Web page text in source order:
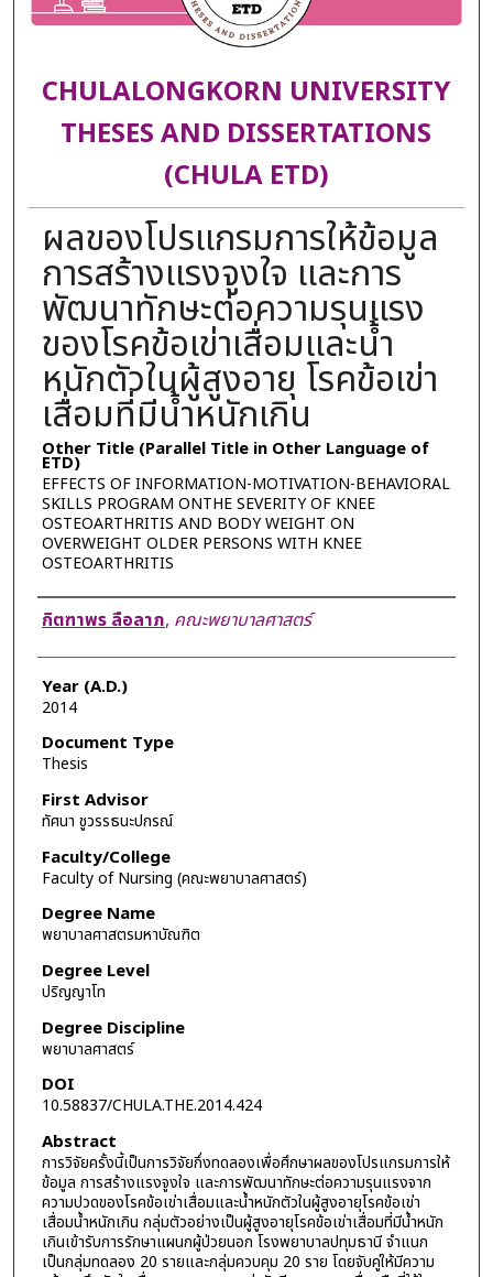
CHULALONGKORN UNIVERSITY
THESES AND DISSERTATIONS
(CHULA ETD)
ผลของโปรแกรมการให้ข้อมูล
การสร้างแรงจูงใจ และการ
พัฒนาทักษะต่อความรุนแรง
ของโรคข้อเข่าเสื่อมและน้ำ
หนักตัวในผู้สูงอายุ โรคข้อเข่า
เสื่อมที่มีน้ำหนักเกิน
Other Title (Parallel Title in Other Language of
ETD)
EFFECTS OF INFORMATION-MOTIVATION-BEHAVIORAL
SKILLS PROGRAM ONTHE SEVERITY OF KNEE
OSTEOARTHRITIS AND BODY WEIGHT ON
OVERWEIGHT OLDER PERSONS WITH KNEE
OSTEOARTHRITIS
Author
กิตฑาพร ลือลาภ, คณะพยาบาลศาสตร์
Year (A.D.)
2014
Document Type
Thesis
First Advisor
ทัศนา ชูวรรธนะปกรณ์
Faculty/College
Faculty of Nursing (คณะพยาบาลศาสตร์)
Degree Name
พยาบาลศาสตรมหาบัณฑิต
Degree Level
ปริญญาโท
Degree Discipline
พยาบาลศาสตร์
DOI
10.58837/CHULA.THE.2014.424
Abstract
การวิจัยครั้งนี้เป็นการวิจัยกึ่งทดลองเพื่อศึกษาผลของโปรแกรมการให้
ข้อมูล การสร้างแรงจูงใจ และการพัฒนาทักษะต่อความรุนแรงจาก
ความปวดของโรคข้อเข่าเสื่อมและน้ำหนักตัวในผู้สูงอายุโรคข้อเข่า
เสื่อมน้ำหนักเกิน กลุ่มตัวอย่างเป็นผู้สูงอายุโรคข้อเข่าเสื่อมที่มีน้ำหนัก
เกินเข้ารับการรักษาแผนกผู้ป่วยนอก โรงพยาบาลปทุมธานี จำแนก
เป็นกลุ่มทดลอง 20 รายและกลุ่มควบคุม 20 ราย โดยจับคู่ให้มีความ